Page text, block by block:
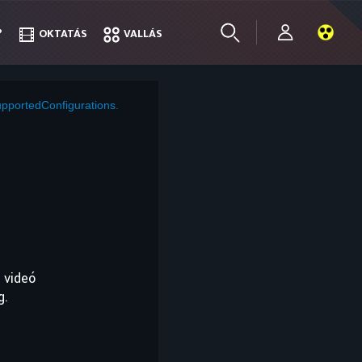
OKTATÁS VALLÁS
OKTATÁS VALLÁS